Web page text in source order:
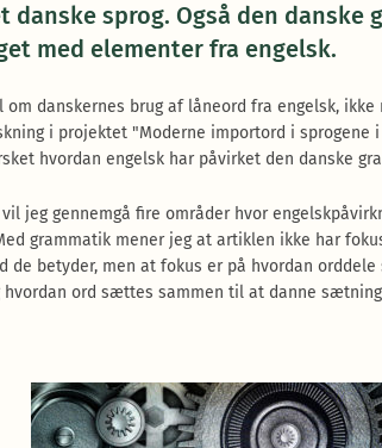
danske sprog. Også den danske
med elementer fra engelsk.
om danskernes brug af låneord fra engelsk, ikke
i projektet "Moderne importord i sprogene
hvordan engelsk har påvirket den danske
jeg gennemgå fire områder hvor
grammatik mener jeg at artiklen ikke har
de betyder, men at fokus er på hvordan
hvordan ord sættes sammen til at danne